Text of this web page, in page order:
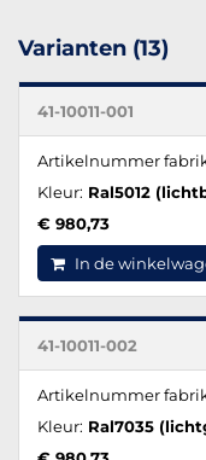
Varianten (13)
41-10011-001
Artikelnummer
Kleur: Ral5012
€ 980,73
In de
41-10011-002
Artikelnummer
Kleur: Ral7035